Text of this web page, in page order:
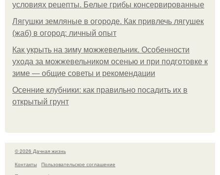
условиях рецепты. Белые грибы консервированные
Лягушки земляные в огороде. Как привлечь лягушек
(жаб) в огород: личный опыт
Как укрыть на зиму можжевельник. Особенности
ухода за можжевельником осенью и при подготовке к
зиме — общие советы и рекомендации
Осенние клубники: как правильно посадить их в
открытый грунт
© 2026 Дачная жизнь
Контакты
Пользовательское соглашение